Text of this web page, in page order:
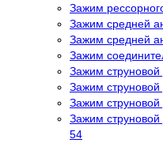
Зажим
Зажим средней
Зажим средней
Зажим
Зажим
Зажим
Зажим струновой
Зажим струновой
54